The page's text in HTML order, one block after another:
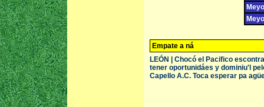
Empate a ná
LEÓN | Chocó el Pacifico
tener oportunidáes y dominiu'l
Capello A.C. Toca esperar pa